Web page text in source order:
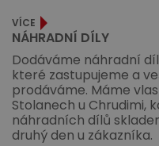
VÍCE
NÁHRADNÍ DÍLY
Dodáváme náhradní
které zastupujeme a
prodáváme. Máme
Stolanech u Chrudimi,
náhradních dílů
druhý den u zákazníka.